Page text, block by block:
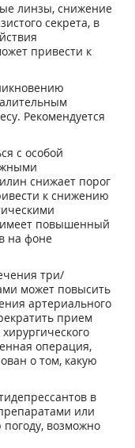
линзы, снижение
секрета, в
привести к
Рекомендуется
с особой
снижает порог
к снижению
имеет повышенный
на фоне
три/
может повысить
артериального
прием
операция,
о том, какую
в
или
возможно